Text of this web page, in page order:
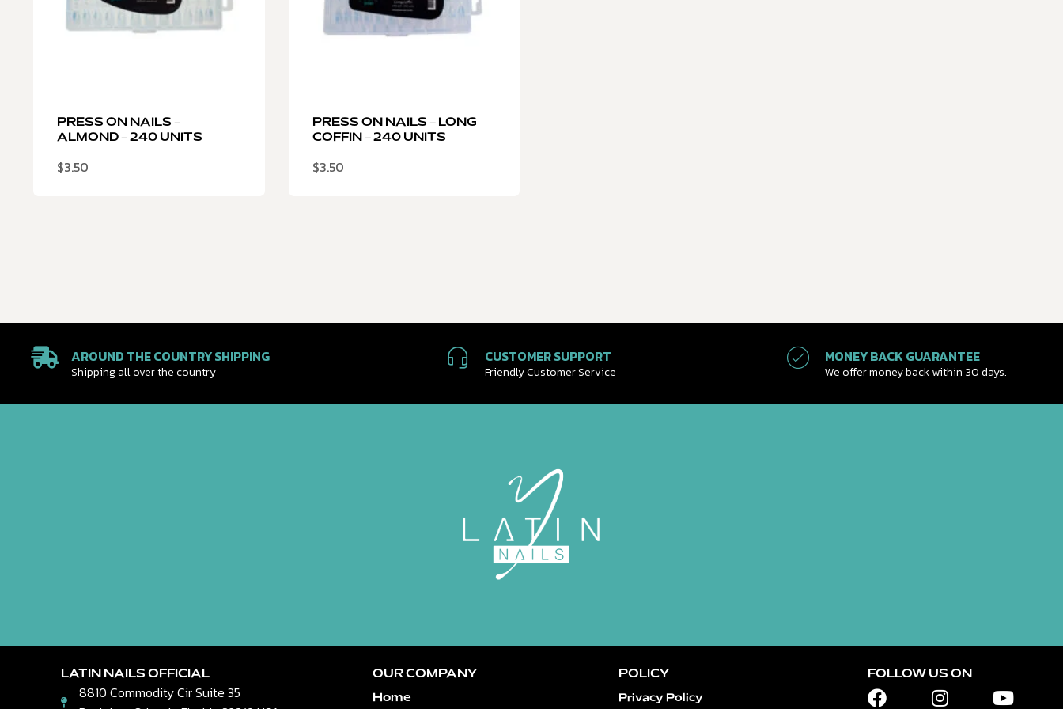
PRESS ON NAILS –
ALMOND – 240 UNITS
$3.50
PRESS ON NAILS – LONG
COFFIN – 240 UNITS
$3.50
AROUND THE COUNTRY SHIPPING
Shipping all over the country
CUSTOMER SUPPORT
Friendly Customer Service
MONEY BACK GUARANTEE
We offer money back within 30 days.
LATIN NAILS OFFICIAL
8810 Commodity Cir Suite 35
OUR COMPANY
Home
POLICY
Privacy Policy
FOLLOW US ON